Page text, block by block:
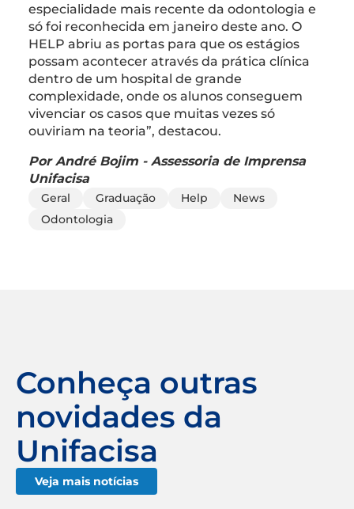
especialidade mais recente da odontologia e
só foi reconhecida em janeiro deste ano. O
HELP abriu as portas para que os estágios
possam acontecer através da prática clínica
dentro de um hospital de grande
complexidade, onde os alunos conseguem
vivenciar os casos que muitas vezes só
ouviriam na teoria”, destacou.
Por André Bojim - Assessoria de Imprensa
Unifacisa
Geral Graduação Help
News
Odontologia
Conheça outras
novidades da
Unifacisa
Veja mais notícias